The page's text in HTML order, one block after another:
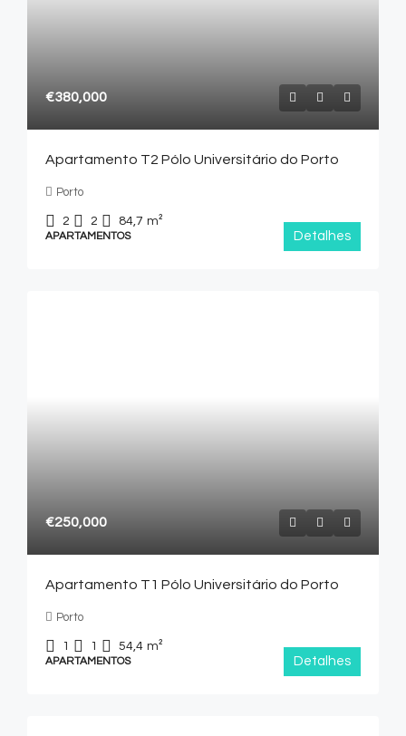
€380,000
Apartamento T2 Pólo Universitário do Porto
Porto
2 2 84,7 m²
APARTAMENTOS Detalhes
€250,000
Apartamento T1 Pólo Universitário do Porto
Porto
1 1 54,4 m²
APARTAMENTOS Detalhes